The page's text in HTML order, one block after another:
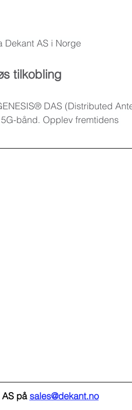
Dekant AS i Norge
tilkobling
DAS (Distributed
bånd. Opplev fremtidens
AS på sales@dekant.no